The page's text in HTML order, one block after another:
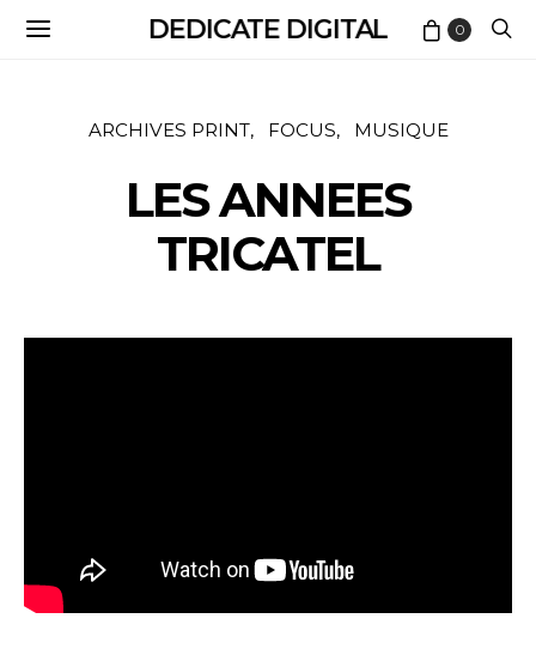
DEDICATE DIGITAL 0
ARCHIVES PRINT FOCUS MUSIQUE
LES ANNEES
TRICATEL